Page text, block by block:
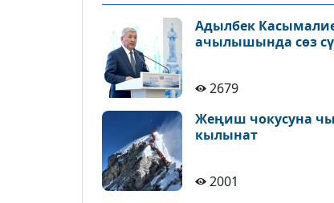
Адылбек
ачылышында сөз
2679
Жеңиш чокусуна
кылынат
2001